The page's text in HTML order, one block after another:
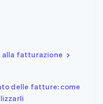
fatturazione
delle fatture: come